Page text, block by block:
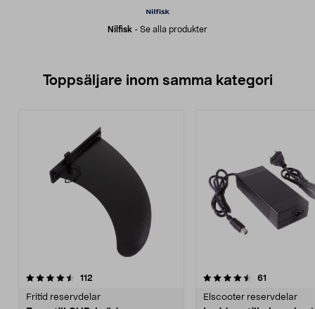
Nilfisk - Se alla produkter
Toppsäljare inom samma kategori
112
Fritid reservdelar
4.5 av 5 stjärnor 61
Elscooter reservdelar
4.5 av 5 stjärnor